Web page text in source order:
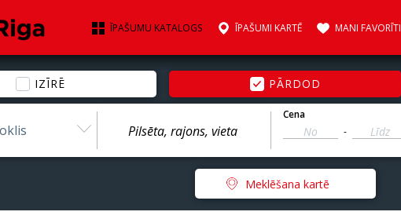
ĪPAŠUMU KATALOGS ĪPAŠUMI KARTĒ MANI FAVORĪTI
IZĪRĒ PĀRDOD
Cena
-
Meklēšana kartē